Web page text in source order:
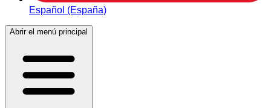
Español (España)
Abrir el menú principal